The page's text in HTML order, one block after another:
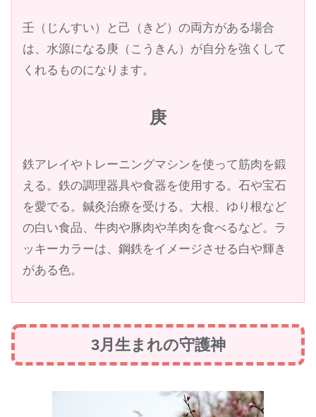
壬（じんすい）と己（きど）の両方がある場合
は、水源になる庚（こうきん）が自分を強くして
くれるものになります。
庚
鉄アレイやトレーニングマシンを使って筋肉を鍛
える。鉄の調理器具や食器を使用する。石や宝石
を愛でる。鍼灸治療を受ける。大根、ゆり根など
の白い食品、牛肉や豚肉や羊肉を食べるなど。ラ
ッキーカラーは、鋼鉄をイメージさせる白や輝き
がある色。
3月生まれの守護神